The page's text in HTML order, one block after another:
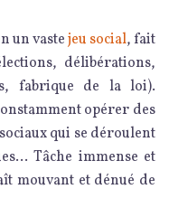
un vastejeu social, fait
délibérations,
fabrique de la loi).
opérer des
qui se déroulent
Tâche immense et
mouvant et dénué de